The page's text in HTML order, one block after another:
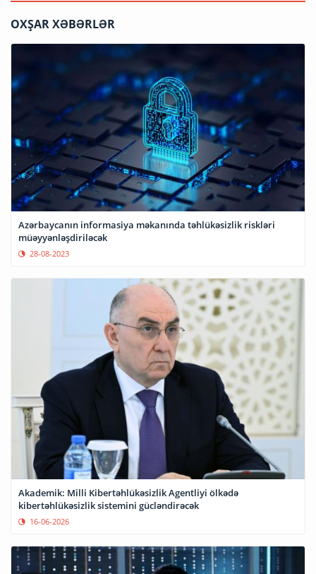
OXŞAR XƏBƏRLƏR
Azərbaycanın informasiya məkanında təhlükəsizlik riskləri
müəyyənləşdiriləcək
28-08-2023
Akademik: Milli Kibertəhlükəsizlik Agentliyi ölkədə
kibertəhlükəsizlik sistemini gücləndirəcək
16-06-2026